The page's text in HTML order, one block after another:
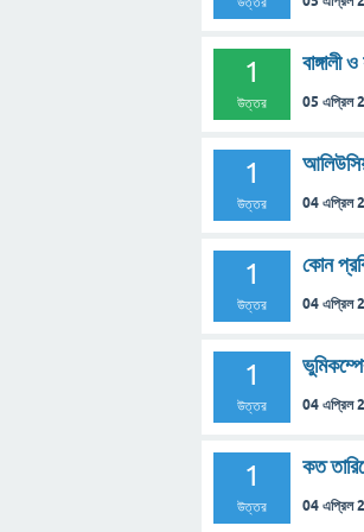
1
উত্তর
বাঙ্গালী
05 এপ্রিল
1
উত্তর 04 এপ্রিল
1
উত্তর
কোন
04 এপ্রিল
1
উত্তর 04 এপ্রিল
1
উত্তর
কত
04 এপ্রিল